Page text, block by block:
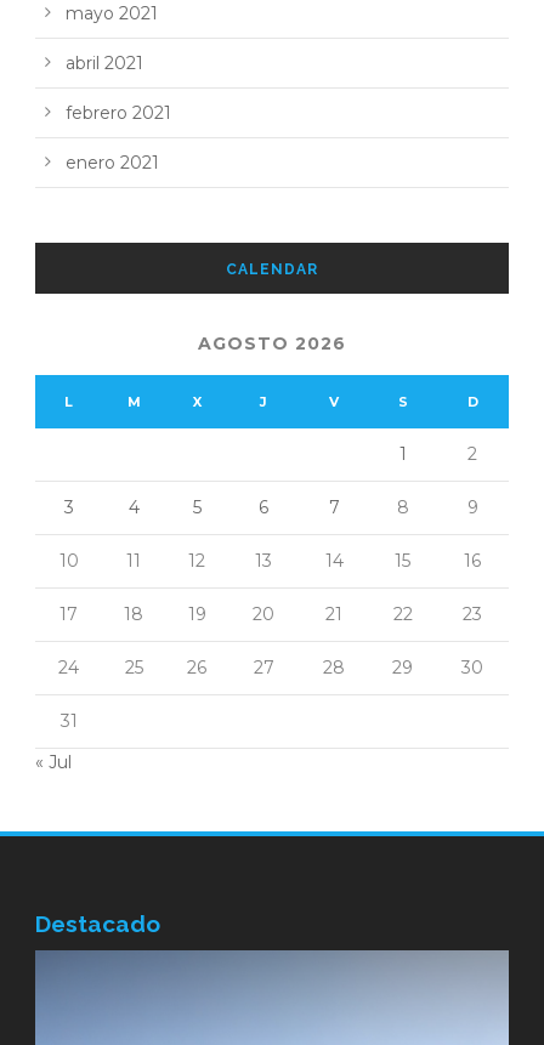
mayo 2021
abril 2021
febrero 2021
enero 2021
CALENDAR
AGOSTO 2026
L M X J V S D
1 2
3 4 5 6 7 8 9
10 11 12 13 14 15 16
17 18 19 20 21 22 23
24 25 26 27 28 29 30
31
« Jul
Destacado